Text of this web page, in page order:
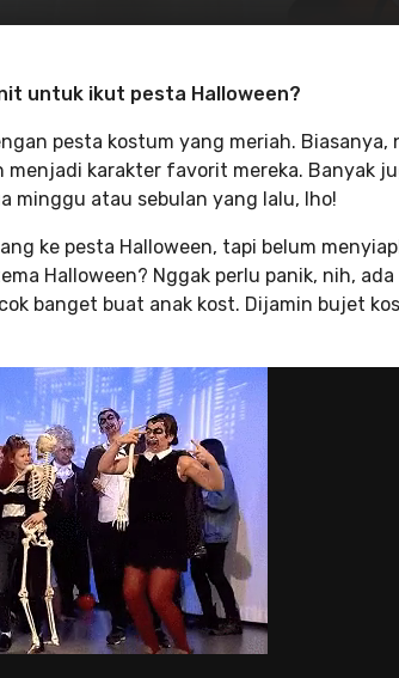
untuk ikut pesta Halloween?
pesta kostum yang meriah. Biasanya,
menjadi karakter favorit mereka. Banyak
minggu atau sebulan yang lalu, lho!
ke pesta Halloween, tapi belum
Halloween? Nggak perlu panik, nih,
banget buat anak kost. Dijamin bujet